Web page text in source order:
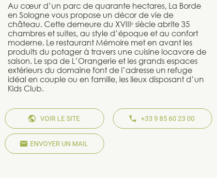
Au cœur d’un parc de quarante hectares, La Borde
en Sologne vous propose un décor de vie de
château. Cette demeure du XVIIIᵉ siècle abrite 35
chambres et suites, au style d’époque et au confort
moderne. Le restaurant Mémoire met en avant les
produits du potager à travers une cuisine locavore de
saison. Le spa de L’Orangerie et les grands espaces
extérieurs du domaine font de l’adresse un refuge
idéal en couple ou en famille, les lieux disposant d’un
Kids Club.
VOIR LE SITE +33 9 85 60 23 00
ENVOYER UN MAIL